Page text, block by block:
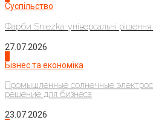
Суспільство
Фарби Sniezka: універсальні рішення
27.07.2026
Бізнес та економіка
Промышленные солнечные
решение для бизнеса
23.07.2026